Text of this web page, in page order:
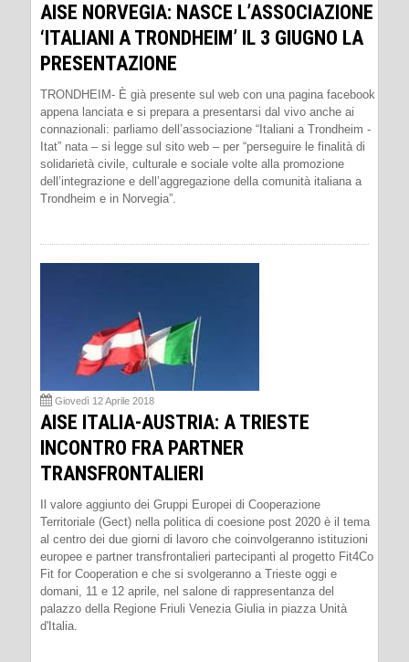
AISE NORVEGIA: NASCE L’ASSOCIAZIONE
‘ITALIANI A TRONDHEIM’ IL 3 GIUGNO LA
PRESENTAZIONE
TRONDHEIM- È già presente sul web con una pagina facebook
appena lanciata e si prepara a presentarsi dal vivo anche ai
connazionali: parliamo dell’associazione “Italiani a Trondheim -
Itat” nata – si legge sul sito web – per “perseguire le finalità di
solidarietà civile, culturale e sociale volte alla promozione
dell’integrazione e dell’aggregazione della comunità italiana a
Trondheim e in Norvegia”.
Giovedì 12 Aprile 2018
AISE ITALIA-AUSTRIA: A TRIESTE
INCONTRO FRA PARTNER
TRANSFRONTALIERI
Il valore aggiunto dei Gruppi Europei di Cooperazione
Territoriale (Gect) nella politica di coesione post 2020 è il tema
al centro dei due giorni di lavoro che coinvolgeranno istituzioni
europee e partner transfrontalieri partecipanti al progetto Fit4Co
Fit for Cooperation e che si svolgeranno a Trieste oggi e
domani, 11 e 12 aprile, nel salone di rappresentanza del
palazzo della Regione Friuli Venezia Giulia in piazza Unità
d'Italia.